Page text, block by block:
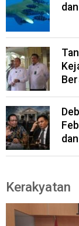
Kerakyatan